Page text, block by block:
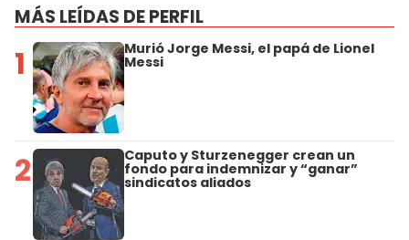
MÁS LEÍDAS DE PERFIL
1 Murió Jorge Messi, el papá de Lionel
Messi
2 Caputo y Sturzenegger crean un
fondo para indemnizar y “ganar”
sindicatos aliados